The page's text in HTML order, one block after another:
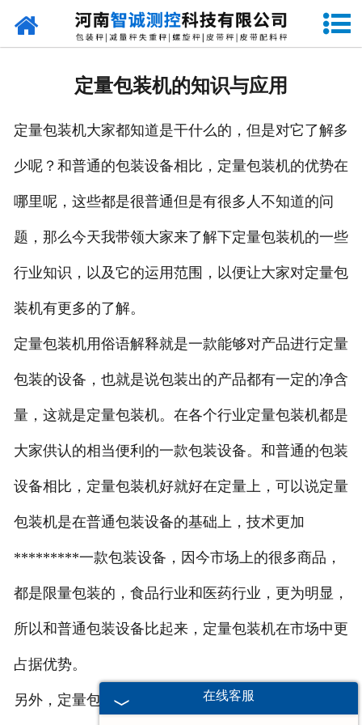
网站首页
设备原理
企业视频
定量包装机的知识与应用
定量包装机大家都知道是干什么的，但是对它了解多
少呢？和普通的包装设备相比，定量包装机的优势在
哪里呢，这些都是很普通但是有很多人不知道的问
题，那么今天我带领大家来了解下定量包装机的一些
行业知识，以及它的运用范围，以便让大家对定量包
装机有更多的了解。
定量包装机用俗语解释就是一款能够对产品进行定量
包装的设备，也就是说包装出的产品都有一定的净含
量，这就是定量包装机。在各个行业定量包装机都是
大家供认的相当便利的一款包装设备。和普通的包装
设备相比，定量包装机好就好在定量上，可以说定量
包装机是在普通包装设备的基础上，技术更加
*********一款包装设备，因今市场上的很多商品，
都是限量包装的，食品行业和医药行业，更为明显，
所以和普通包装设备比起来，定量包装机在市场中更
占据优势。
另外，定量包装机的适应范围也是相当广泛的，比如
在线客服